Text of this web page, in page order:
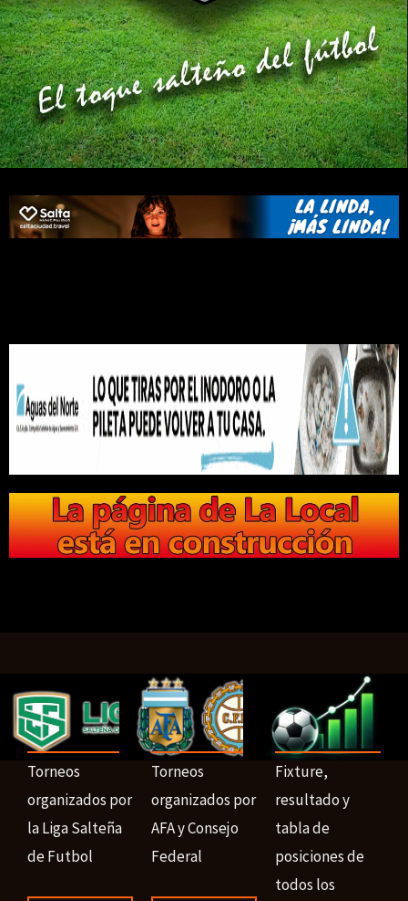
Torneos
organizados por
la Liga Salteña
de Futbol
Torneos
organizados por
AFA y Consejo
Federal
Fixture,
resultado y
tabla de
posiciones de
todos los